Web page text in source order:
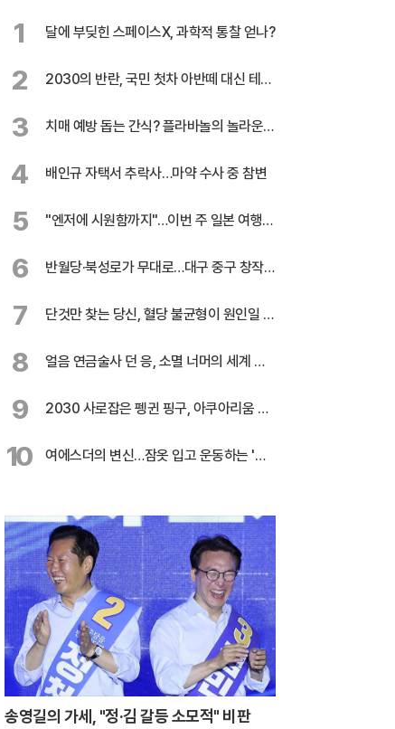
1 달에 부딪힌 스페이스X, 과학적 통찰 얻나?
2 2030의 반란, 국민 첫차 아반떼 대신 테슬
라
3 치매 예방 돕는 간식? 플라바놀의 놀라운
효능
4 배인규 자택서 추락사…마약 수사 중 참변
5 "엔저에 시원함까지"…이번 주 일본 여행
꿀팁
6 반월당·북성로가 무대로…대구 중구 창작극
3편
7 단것만 찾는 당신, 혈당 불균형이 원인일 수
도
8 얼음 연금술사 던 응, 소멸 너머의 세계 응
9 2030 사로잡은 펭귄 핑구, 아쿠아리움 흥
행 주역
10 여에스더의 변신…잠옷 입고 운동하는 '무
송영길의 가세, "정·김 갈등 소모적" 비판